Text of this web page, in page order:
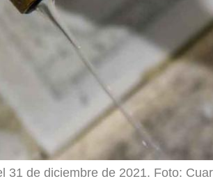
31 de diciembre de 2021. Foto: